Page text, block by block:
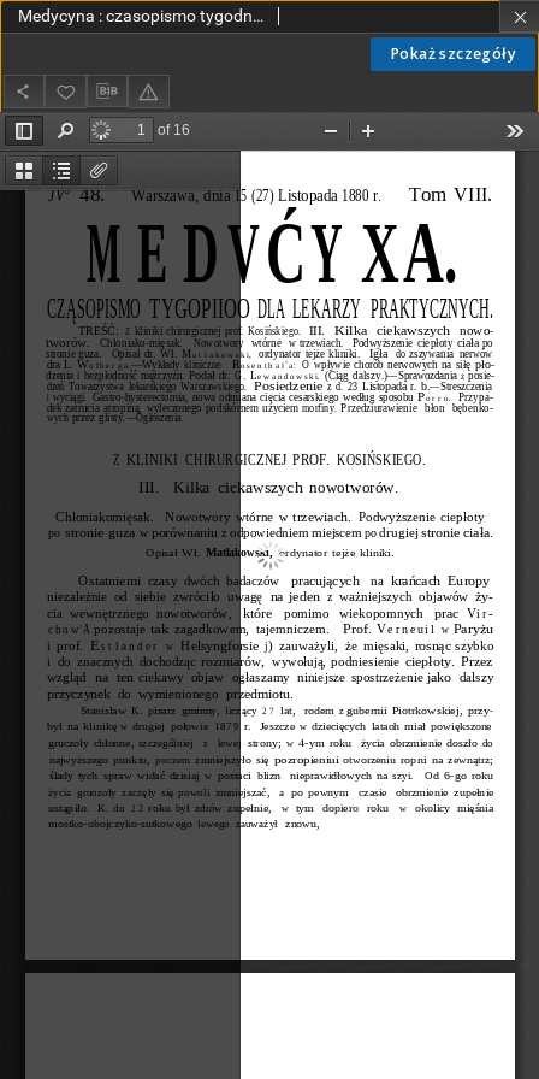
Pokaż szczegóły
Medycyna : czasopismo tygodniowe dla lekarzy praktycznych 1880, T. VIII, nr 48